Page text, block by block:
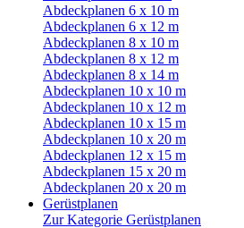
Abdeckplanen 6 x 10 m
Abdeckplanen 6 x 12 m
Abdeckplanen 8 x 10 m
Abdeckplanen 8 x 12 m
Abdeckplanen 8 x 14 m
Abdeckplanen 10 x 10 m
Abdeckplanen 10 x 12 m
Abdeckplanen 10 x 15 m
Abdeckplanen 10 x 20 m
Abdeckplanen 12 x 15 m
Abdeckplanen 15 x 20 m
Abdeckplanen 20 x 20 m
Gerüstplanen
Zur Kategorie Gerüstplanen